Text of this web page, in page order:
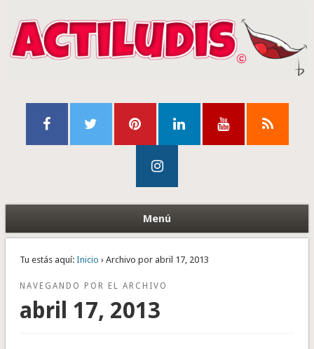
Menú
Tu estás aquí: Inicio › Archivo por abril 17, 2013
NAVEGANDO POR EL ARCHIVO
abril 17, 2013